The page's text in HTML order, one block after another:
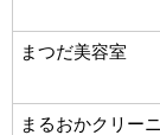
まつだ美容室
まるおかクリー